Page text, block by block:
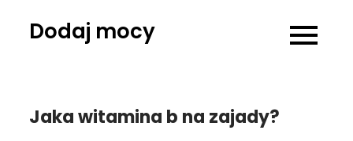
Dodaj mocy
Jaka witamina b na zajady?